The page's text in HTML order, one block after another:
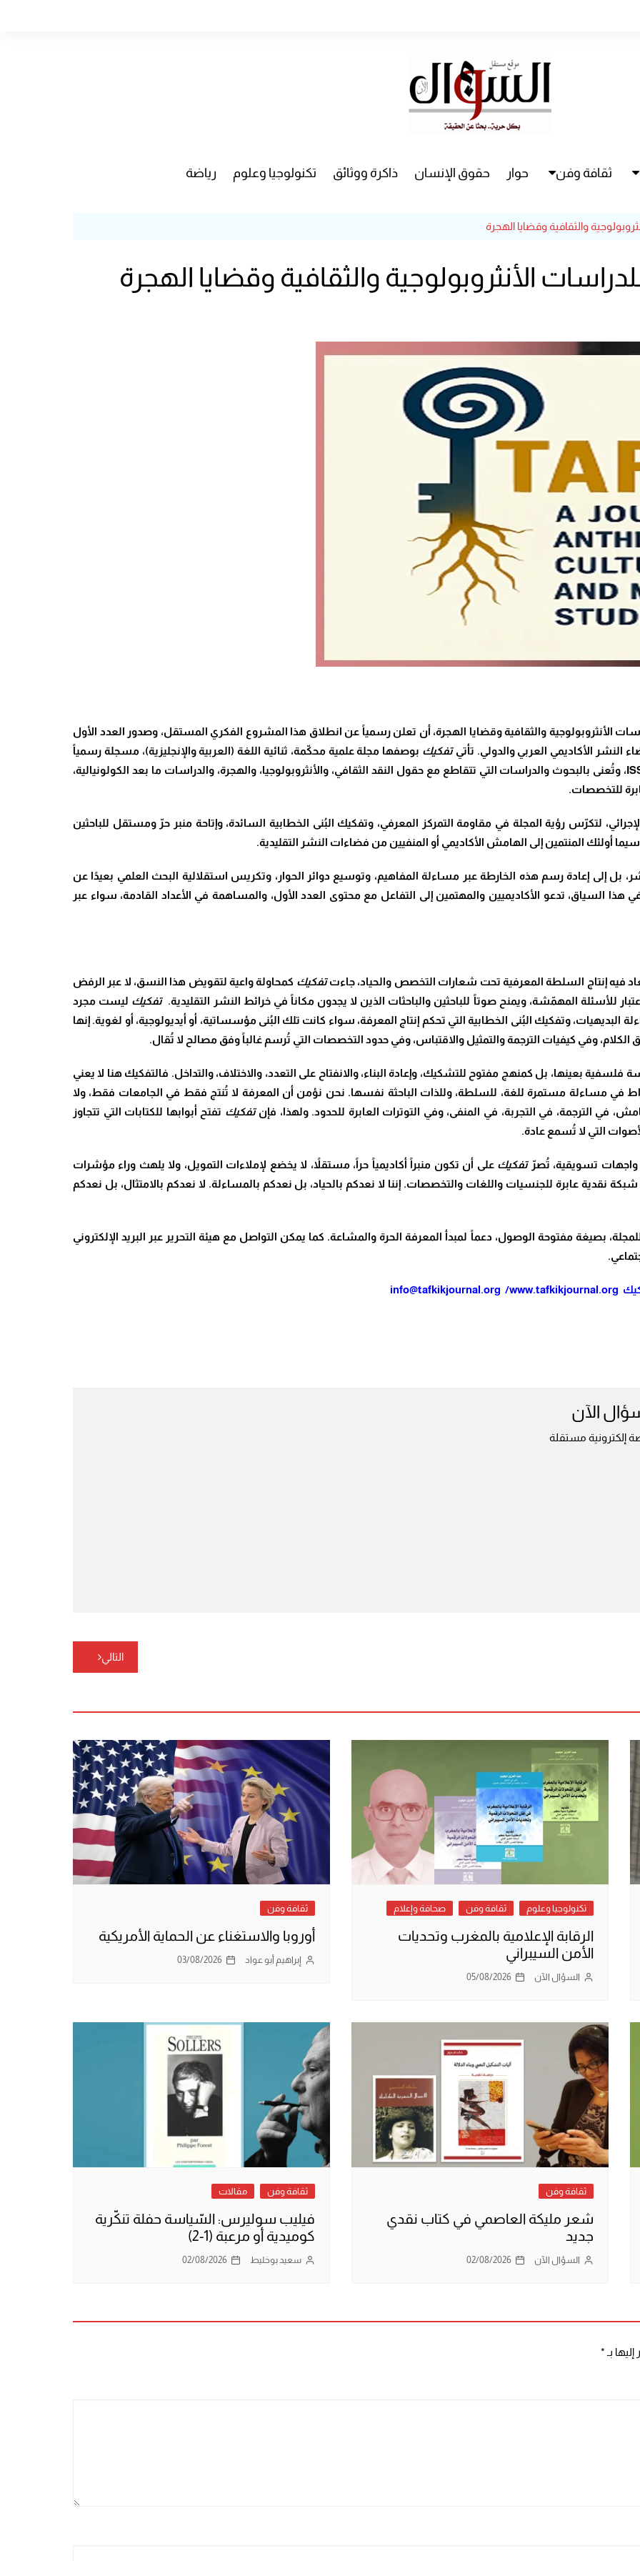
ثقافة وفن
مسرح
حوار حقوق الإنسان ذاكرة ووثائق تكنولوجيا وعلوم رياضة
والثقافية وقضايا الهجرة
الأنثروبولوجية والثقافية وقضايا الهجرة
الأنثروبولوجية والثقافية وقضايا الهجرة، أن تعلن رسمياً عن انطلاق هذا المشروع الفكري المستقل، وصدور العدد الأول
النشر الأكاديمي العربي والدولي. تأتيتفكيك بوصفها مجلة علمية محكّمة، ثنائية اللغة (العربية والإنجليزية)، مسجلة رسمياً
، وتُعنى بالبحوث والدراسات التي تتقاطع مع حقول النقد الثقافي، والأنثروبولوجيا، والهجرة، والدراسات ما بعد الكولونيالية،
للتخصصات.
لتكرّس رؤية المجلة في مقاومة التمركز المعرفي، وتفكيك البُنى الخطابية السائدة، وإتاحة منبر حرّ ومستقل للباحثين
أولئك المنتمين إلى الهامش الأكاديمي أو المنفيين من فضاءات النشر التقليدية.
بل إلى إعادة رسم هذه الخارطة عبر مساءلة المفاهيم، وتوسيع دوائر الحوار، وتكريس استقلالية البحث العلمي بعيدًا عن
السياق، تدعو الأكاديميين والمهتمين إلى التفاعل مع محتوى العدد الأول، والمساهمة في الأعداد القادمة، سواء عبر
فيه إنتاج السلطة المعرفية تحت شعارات التخصص والحياد، جاءتتفكيك كمحاولة واعية لتقويض هذا النسق، لا عبر الرفض
للأسئلة المهمّشة، ويمنح صوتاً للباحثين والباحثات الذين لا يجدون مكاناً في خرائط النشر التقليدية. تفكيك ليست مجرد
وتفكيك البُنى الخطابية التي تحكم إنتاج المعرفة، سواء كانت تلك البُنى مؤسساتية، أو أيديولوجية، أو لغوية. إنها
الكلام، وفي كيفيات الترجمة والتمثيل والاقتباس، وفي حدود التخصصات التي تُرسم غالباً وفق مصالح لا تُقال.
فلسفية بعينها، بل كمنهج مفتوح للتشكيك، وإعادة البناء، والانفتاح على التعدد، والاختلاف، والتداخل. فالتفكيك هنا لا يعني
في مساءلة مستمرة للغة، للسلطة، وللذات الباحثة نفسها. نحن نؤمن أن المعرفة لا تُنتج فقط في الجامعات فقط، ولا
في الترجمة، في التجربة، في المنفى، وفي التوترات العابرة للحدود. ولهذا، فإنتفكيك تفتح أبوابها للكتابات التي تتجاوز
التي لا تُسمع عادة.
واجهات تسويقية، تُصرّتفكيك على أن تكون منبراً أكاديمياً حراً، مستقلاً، لا يخضع لإملاءات التمويل، ولا يلهث وراء مؤشرات
شبكة نقدية عابرة للجنسيات واللغات والتخصصات. إننا لا نعدكم بالحياد، بل نعدكم بالمساءلة. لا نعدكم بالامتثال، بل نعدكم
بصيغة مفتوحة الوصول، دعماً لمبدأ المعرفة الحرة والمشاعة. كما يمكن التواصل مع هيئة التحرير عبر البريد الإلكتروني
.
info@tafkikjournal.org /www.tafkikjournal.org
الآن
إلكترونية مستقلة
التالي
تكنولوجيا وعلوم ثقافة وفن صحافة وإعلام
الرقابة الإعلامية بالمغرب وتحديات
الأمن السيبراني
السؤال الآن 05/08/2026
ثقافة وفن
أوروبا والاستغناء عن الحماية الأمريكية
إبراهيم أبو عواد 03/08/2026
ثقافة وفن
شعر مليكة العاصمي في كتاب نقدي
جديد
السؤال الآن 02/08/2026
ثقافة وفن مقالات
فيليب سوليرس: السّياسة حفلة تنكّرية
كوميدية أو مرعبة (1-2)
سعيد بوخليط 02/08/2026
بـ *